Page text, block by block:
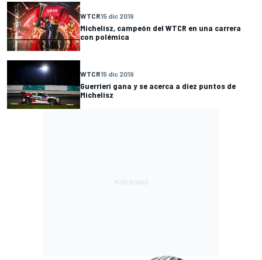
WTCR15 dic 2019
Michelisz, campeón del WTCR en una carrera
con polémica
WTCR15 dic 2019
Guerrieri gana y se acerca a diez puntos de
Michelisz